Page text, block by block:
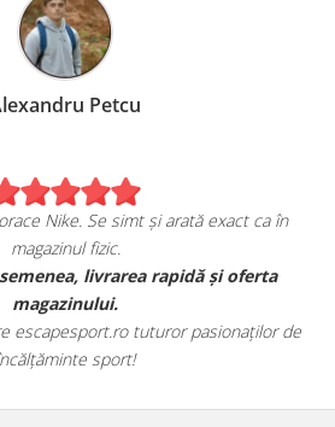
Petcu
Nike. Se simt și arată exact ca în
magazinul fizic.
livrarea rapidă și oferta
magazinului.
escapesport.ro tuturor pasionaților de
sport!